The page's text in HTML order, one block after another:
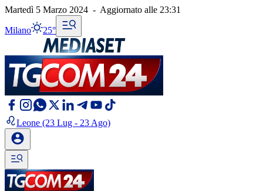
Martedì 5 Marzo 2024 - Aggiornato alle 23:31
Milano 25°
Leone (23 Lug - 23 Ago)